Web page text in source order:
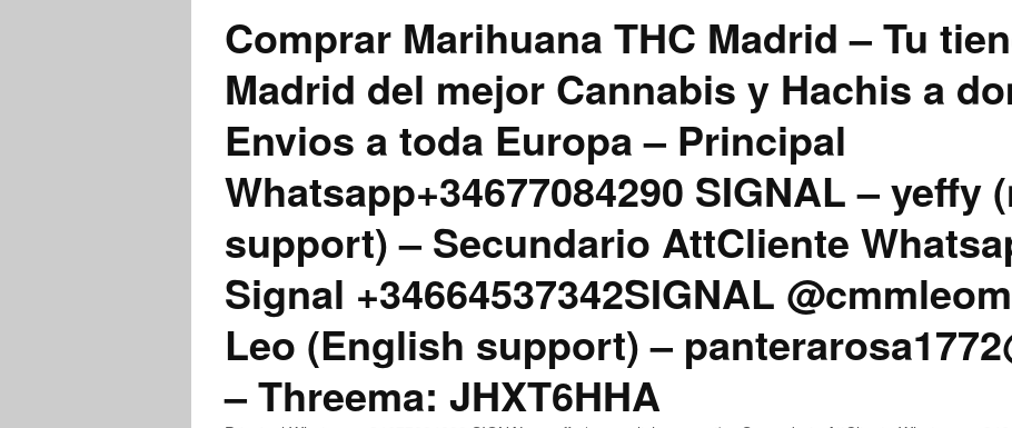
Comprar Marihuana THC Madrid – Tu
Madrid del mejor Cannabis y Hachis a
Envios a toda Europa – Principal
Whatsapp+34677084290 SIGNAL – yeffy
support) – Secundario AttCliente
Signal +34664537342SIGNAL
Leo (English support) –
– Threema: JHXT6HHA